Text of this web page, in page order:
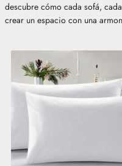
descubre cómo cada sofá,
crear un espacio con una